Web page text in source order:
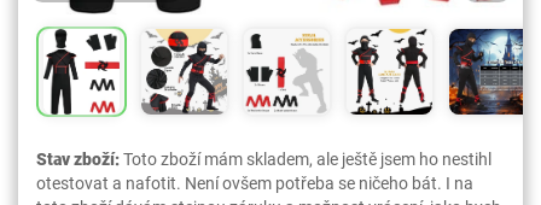
Stav zboží:Toto zboží mám skladem, ale ještě jsem ho nestihl
otestovat a nafotit. Není ovšem potřeba se ničeho bát. I na